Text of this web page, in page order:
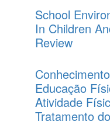
School
In Children
Review
Educação
Atividade
Tratamento